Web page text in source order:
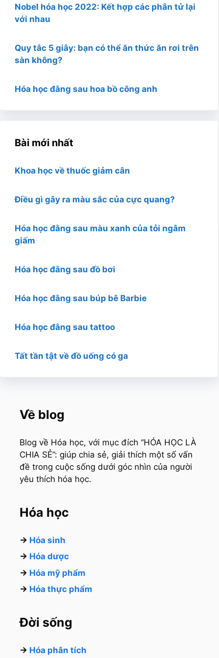
Nobel hóa học 2022: Kết hợp các phân tử lại
với nhau
Quy tắc 5 giây: bạn có thể ăn thức ăn rơi trên
sàn không?
Hóa học đằng sau hoa bồ công anh
Bài mới nhất
Khoa học về thuốc giảm cân
Điều gì gây ra màu sắc của cực quang?
Hóa học đằng sau màu xanh của tỏi ngâm
giấm
Hóa học đằng sau đồ bơi
Hóa học đằng sau búp bê Barbie
Hóa học đằng sau tattoo
Tất tần tật về đồ uống có ga
Về blog
Blog về Hóa học, với mục đích “HÓA HỌC LÀ
CHIA SẺ”: giúp chia sẻ, giải thích một số vấn
đề trong cuộc sống dưới góc nhìn của người
yêu thích hóa học.
Hóa học
→ Hóa sinh
→ Hóa dược
→ Hóa mỹ phẩm
→ Hóa thực phẩm
Đời sống
→ Hóa phân tích